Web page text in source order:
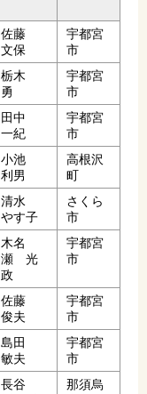
佐藤
文保
宇都宮
市
栃木
勇
宇都宮
市
田中
一紀
宇都宮
市
小池
利男
高根沢
町
清水
やす子
さくら
市
木名
瀬 光
政
宇都宮
市
佐藤
俊夫
宇都宮
市
島田
敏夫
宇都宮
市
長谷
那須烏